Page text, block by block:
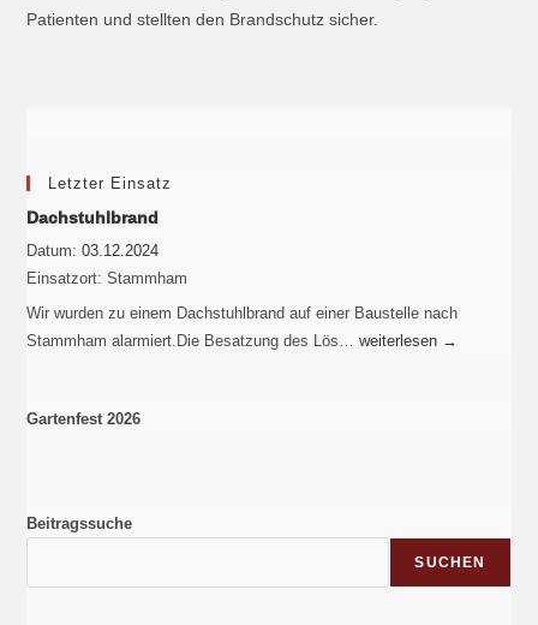
Patienten und stellten den Brandschutz sicher.
Letzter Einsatz
Dachstuhlbrand
Datum:03.12.2024
Einsatzort: Stammham
Wir wurden zu einem Dachstuhlbrand auf einer Baustelle nach
Stammham alarmiert.Die Besatzung des Lös…weiterlesen →
Gartenfest 2026
Beitragssuche
SUCHEN